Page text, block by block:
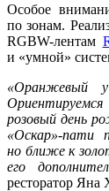
Особое
по зонам.
RGBW-лентам
и «умной»
«Оранжевый
розовый день
«Оскар»-пати
но ближе к
его
ресторатор Яна